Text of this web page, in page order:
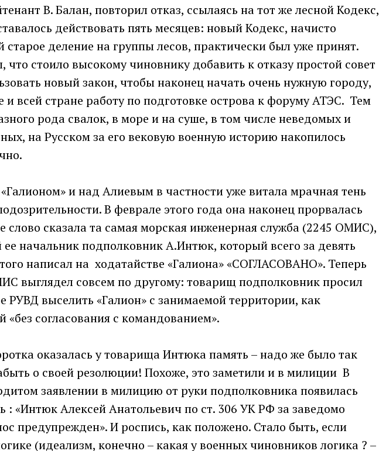
В. Балан, повторил отказ, ссылаясь на тот же лесной Кодекс,
действовать пять месяцев: новый Кодекс, начисто
деление на группы лесов, практически был уже принят.
что стоило высокому чиновнику добавить к отказу простой совет
новый закон, чтобы наконец начать очень нужную городу,
и всей стране работу по подготовке острова к форуму АТЭС. Тем
рода свалок, в море и на суше, в том числе неведомых и
на Русском за его вековую военную историю накопилось
и над Алиевым в частности уже витала мрачная тень
В феврале этого года она наконец прорвалась
слово сказала та самая морская инженерная служба (2245 ОМИС),
начальник подполковник А.Интюк, который всего за девять
написал на ходатайстве «Галиона» «СОГЛАСОВАНО». Теперь
выглядел совсем по другому: товарищ подполковник просил
РУВД выселить «Галион» с занимаемой территории, как
согласования с командованием».
оказалась у товарища Интюка память – надо же было так
о своей резолюции! Похоже, это заметили и в милиции В
заявлении в милицию от руки подполковника появилась
: «Интюк Алексей Анатольевич по ст. 306 УК РФ за заведомо
предупрежден». И роспись, как положено. Стало быть, если
(идеализм, конечно – какая у военных чиновников логика ? –